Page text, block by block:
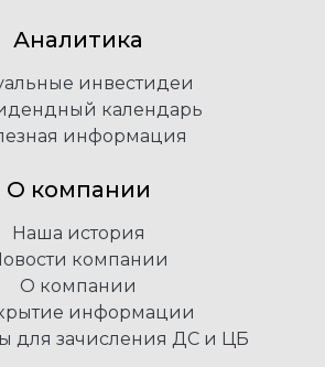
Аналитика
инвестидеи
календарь
информация
О компании
Наша история
компании
О компании
информации
для зачисления ДС и ЦБ